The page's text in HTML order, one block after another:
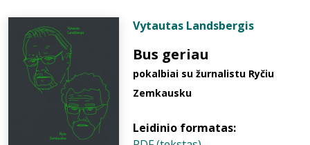
Vytautas Landsbergis
Bus geriau
pokalbiai su žurnalistu Ryčiu
Zemkausku
Leidinio formatas: